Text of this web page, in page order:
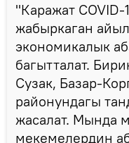
"Каражат
жабыркаган
экономикалык
багытталат.
Сузак, Базар-
районундагы
жасалат. Мында
мекемелердин